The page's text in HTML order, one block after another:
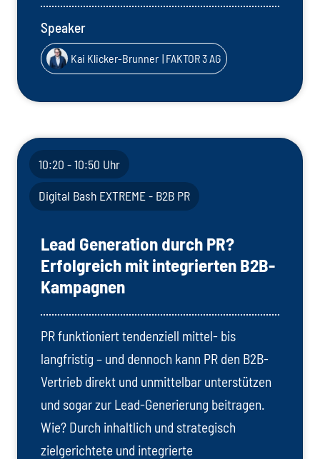
Speaker
Kai Klicker-Brunner | FAKTOR 3 AG
10:20 - 10:50 Uhr
Digital Bash EXTREME - B2B PR
Lead Generation durch PR?
Erfolgreich mit integrierten B2B-
Kampagnen
PR funktioniert tendenziell mittel- bis
langfristig – und dennoch kann PR den B2B-
Vertrieb direkt und unmittelbar unterstützen
und sogar zur Lead-Generierung beitragen.
Wie? Durch inhaltlich und strategisch
zielgerichtete und integrierte